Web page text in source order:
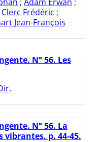
Clerc Frédéric ;
Jean-François
N° 56. Les
N° 56. La
vibrantes. p. 44-45.